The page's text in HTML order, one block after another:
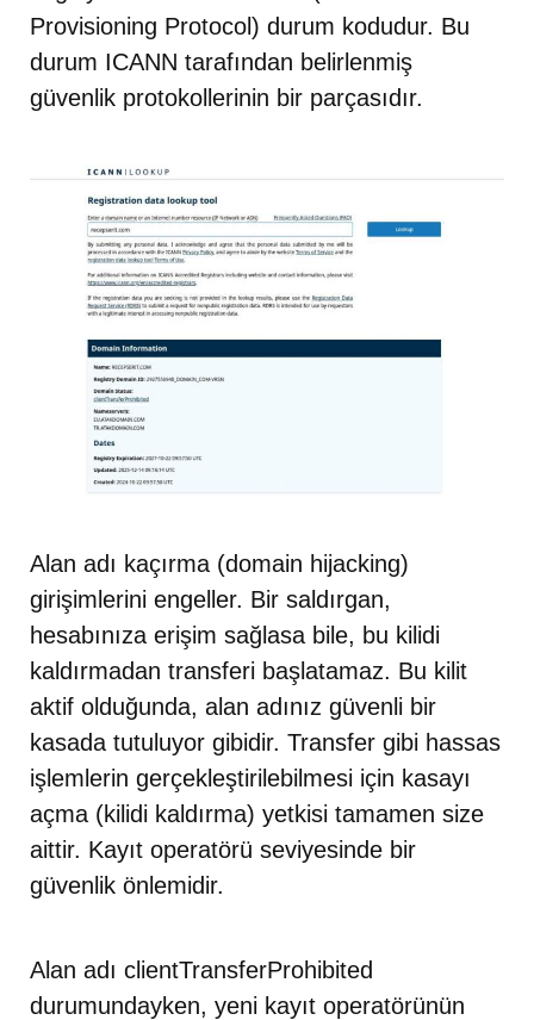
Provisioning Protocol) durum kodudur. Bu
durum ICANN tarafından belirlenmiş
güvenlik protokollerinin bir parçasıdır.
Alan adı kaçırma (domain hijacking)
girişimlerini engeller. Bir saldırgan,
hesabınıza erişim sağlasa bile, bu kilidi
kaldırmadan transferi başlatamaz. Bu kilit
aktif olduğunda, alan adınız güvenli bir
kasada tutuluyor gibidir. Transfer gibi hassas
işlemlerin gerçekleştirilebilmesi için kasayı
açma (kilidi kaldırma) yetkisi tamamen size
aittir. Kayıt operatörü seviyesinde bir
güvenlik önlemidir.
Alan adı clientTransferProhibited
durumundayken, yeni kayıt operatörünün